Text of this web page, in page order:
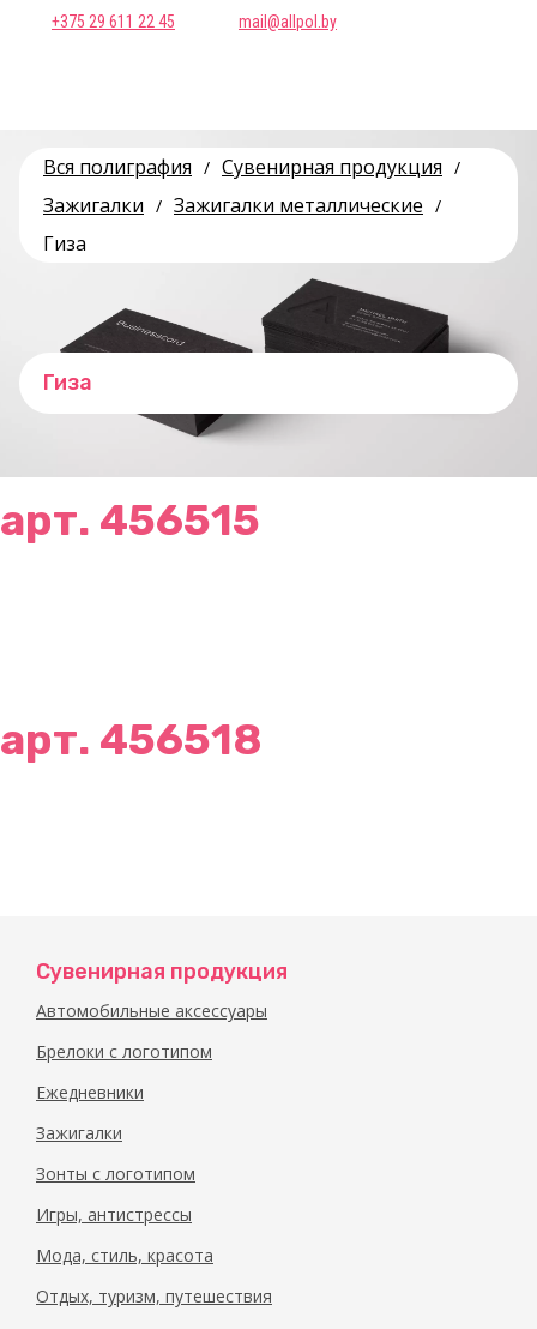
+375 29 611 22 45 mail@allpol.by
Вся полиграфия / Сувенирная продукция /
Зажигалки / Зажигалки металлические /
Гиза
Гиза
арт. 456515
арт. 456518
Сувенирная продукция
Автомобильные аксессуары
Брелоки с логотипом
Ежедневники
Зажигалки
Зонты с логотипом
Игры, антистрессы
Мода, стиль, красота
Отдых, туризм, путешествия